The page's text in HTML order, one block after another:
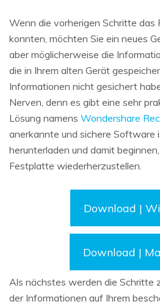
Wenn die vorherigen Schritte das
konnten, möchten Sie ein neues
aber möglicherweise die
die in Ihrem alten Gerät
Informationen nicht gesichert
Nerven, denn es gibt eine sehr
Lösung namens Wondershare
anerkannte und sichere Software
herunterladen und damit
Festplatte wiederherzustellen.
Download |
Download |
Als nächstes werden die Schritte
der Informationen auf Ihrem